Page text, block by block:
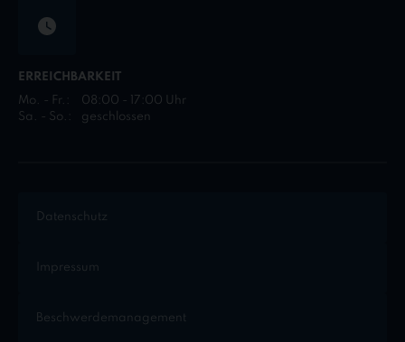
ERREICHBARKEIT
Mo. - Fr.:
08:00 - 17:00 Uhr
Sa. - So.:
geschlossen
Datenschutz
Impressum
Beschwerdemanagement